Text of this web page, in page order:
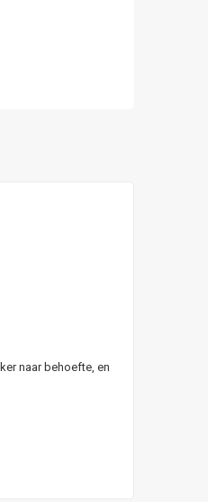
naar behoefte, en